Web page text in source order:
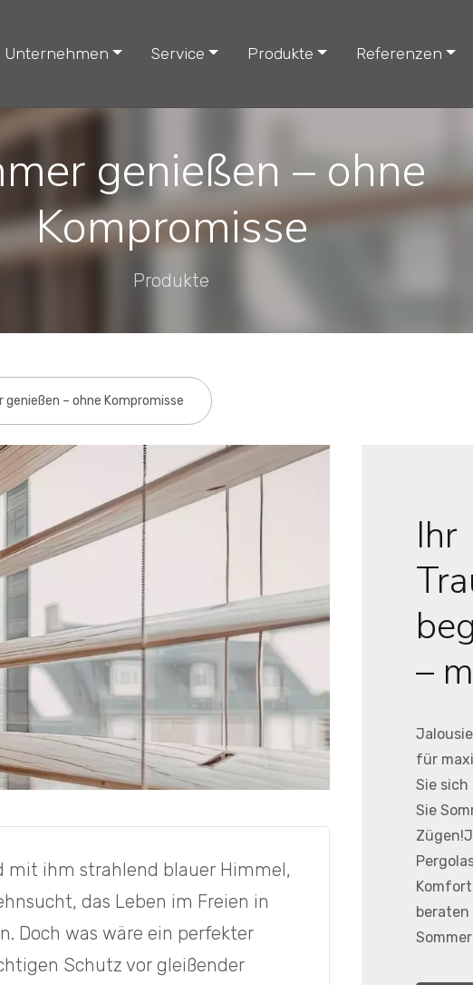
Unternehmen Service Produkte Referenzen
genießen – ohne
Kompromisse
Produkte
genießen – ohne Kompromisse
mit ihm strahlend blauer Himmel,
das Leben im Freien in
Doch was wäre ein perfekter
Schutz vor gleißender
Ihr
–
für
Sie
Sie
beraten